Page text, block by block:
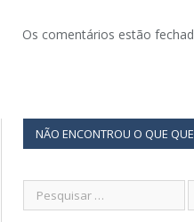
Os comentários estão
NÃO ENCONTROU O QUE